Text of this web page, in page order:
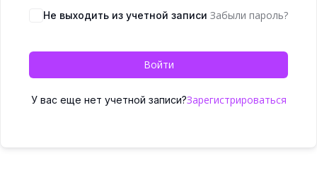
Не выходить из учетной записи Забыли пароль?
Войти
У вас еще нет учетной записи?Зарегистрироваться